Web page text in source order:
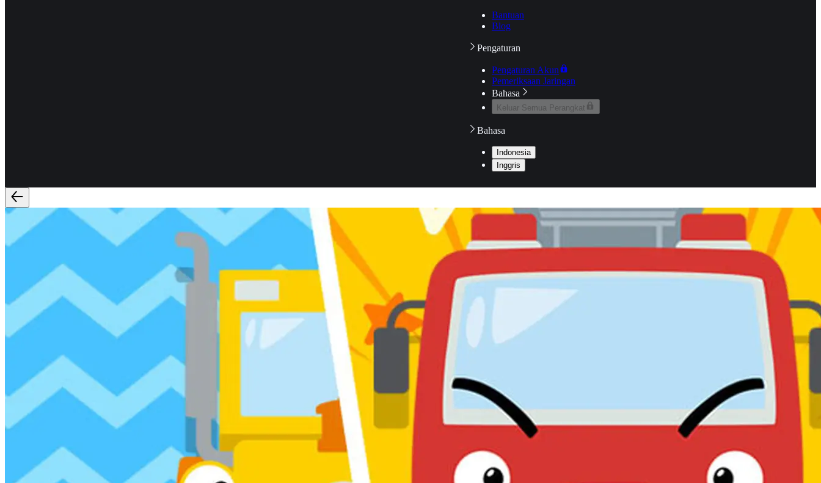
Bantuan
Blog
Pengaturan
Pengaturan Akun
Pemeriksaan Jaringan
Bahasa
Keluar Semua Perangkat
Bahasa
Indonesia
Inggris